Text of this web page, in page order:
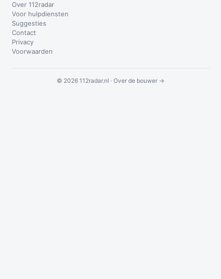
Over 112radar
Voor hulpdiensten
Suggesties
Contact
Privacy
Voorwaarden
© 2026 112radar.nl · Over de bouwer →